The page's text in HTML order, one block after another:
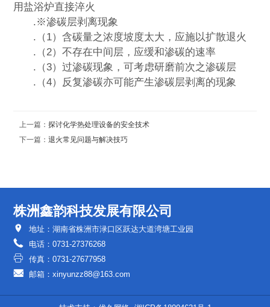
用盐浴炉直接淬火
.※渗碳层剥离现象
.（1）含碳量之浓度坡度太大，应施以扩散退火
.（2）不存在中间层，应缓和渗碳的速率
.（3）过渗碳现象，可考虑研磨前次之渗碳层
.（4）反复渗碳亦可能产生渗碳层剥离的现象
上一篇： 探讨化学热处理设备的安全技术
下一篇： 退火常见问题与解决技巧
株洲鑫韵科技发展有限公司
 地址：湖南省株洲市渌口区跃达大道湾塘工业园
 电话：0731-27376268
 传真：0731-27677958
 邮箱：xinyunzz88@163.com